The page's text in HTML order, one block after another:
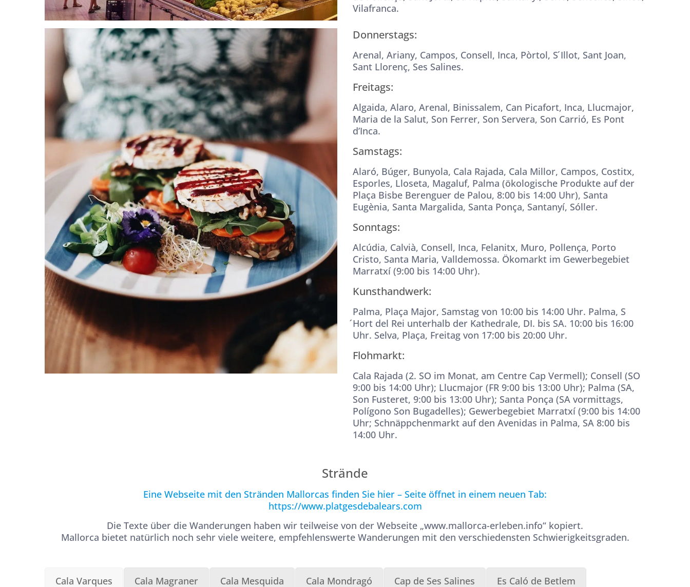
Vilafranca.
Donnerstags:
Arenal, Ariany, Campos, Consell, Inca, Pòrtol, S ́Illot, Sant Joan,
Sant Llorenç, Ses Salines.
Freitags:
Algaida, Alaro, Arenal, Binissalem, Can Picafort, Inca, Llucmajor,
Maria de la Salut, Son Ferrer, Son Servera, Son Carrió, Es Pont
d’Inca.
Samstags:
Alaró, Búger, Bunyola, Cala Rajada, Cala Millor, Campos, Costitx,
Esporles, Lloseta, Magaluf, Palma (ökologische Produkte auf der
Plaça Bisbe Berenguer de Palou, 8:00 bis 14:00 Uhr), Santa
Eugènia, Santa Margalida, Santa Ponça, Santanyí, Sóller.
Sonntags:
Alcúdia, Calvià, Consell, Inca, Felanitx, Muro, Pollença, Porto
Cristo, Santa Maria, Valldemossa. Ökomarkt im Gewerbegebiet
Marratxí (9:00 bis 14:00 Uhr).
Kunsthandwerk:
Palma, Plaça Major, Samstag von 10:00 bis 14:00 Uhr. Palma, S
́Hort del Rei unterhalb der Kathedrale, DI. bis SA. 10:00 bis 16:00
Uhr. Selva, Plaça, Freitag von 17:00 bis 20:00 Uhr.
Flohmarkt:
Cala Rajada (2. SO im Monat, am Centre Cap Vermell); Consell (SO
9:00 bis 14:00 Uhr); Llucmajor (FR 9:00 bis 13:00 Uhr); Palma (SA,
Son Fusteret, 9:00 bis 13:00 Uhr); Santa Ponça (SA vormittags,
Polígono Son Bugadelles); Gewerbegebiet Marratxí (9:00 bis 14:00
Uhr; Schnäppchenmarkt auf den Avenidas in Palma, SA 8:00 bis
14:00 Uhr.
Strände
Eine Webseite mit den Stränden Mallorcas finden Sie hier – Seite öffnet in einem neuen Tab:
https://www.platgesdebalears.com
Die Texte über die Wanderungen haben wir teilweise von der Webseite „www.mallorca-erleben.info“ kopiert.
Mallorca bietet natürlich noch sehr viele weitere, empfehlenswerte Wanderungen mit den verschiedensten Schwierigkeitsgraden.
Cala Varques Cala Magraner Cala Mesquida Cala Mondragó Cap de Ses Salines Es Caló de Betlem